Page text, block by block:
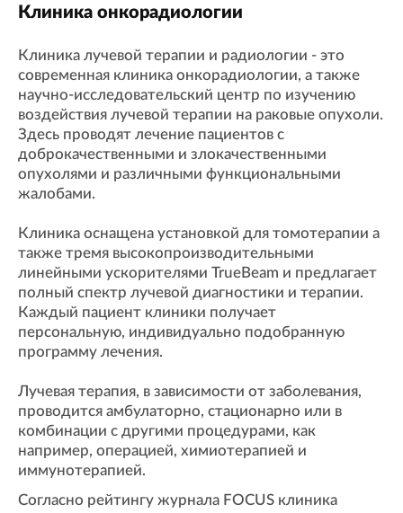
Клиника онкорадиологии
Клиника лучевой терапии и радиологии - это
современная клиника онкорадиологии, а также
научно-исследовательский центр по изучению
воздействия лучевой терапии на раковые опухоли.
Здесь проводят лечение пациентов с
доброкачественными и злокачественными
опухолями и различными функциональными
жалобами.
Клиника оснащена установкой для томотерапии а
также тремя высокопроизводительными
линейными ускорителями TrueBeam и предлагает
полный спектр лучевой диагностики и терапии.
Каждый пациент клиники получает
персональную, индивидуально подобранную
программу лечения.
Лучевая терапия, в зависимости от заболевания,
проводится амбулаторно, стационарно или в
комбинации с другими процедурами, как
например, операцией, химиотерапией и
иммунотерапией.
Согласно рейтингу журнала FOCUS клиника